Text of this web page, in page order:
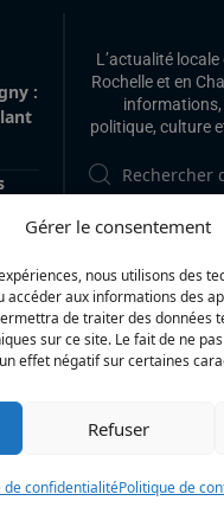
Gérer le consentement
nous utilisons des
accéder aux informations des
de traiter des données
sur ce site. Le fait de ne
effet négatif sur certaines
Refuser
de confidentialitéPolitique de
:
L’actualité
Rochelle et en
politique, culture